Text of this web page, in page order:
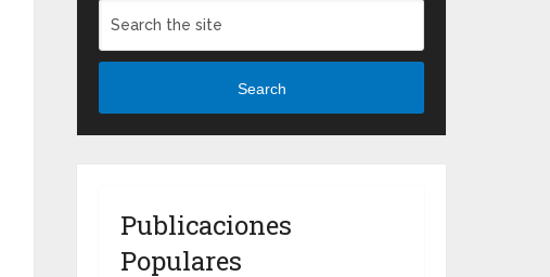
Search
Publicaciones
Populares